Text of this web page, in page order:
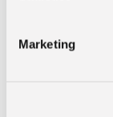
Marketing